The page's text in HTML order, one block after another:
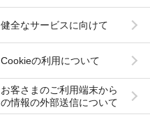
健全なサービスに向けて
Cookieの利用について
お客さまのご利用端末から
の情報の外部送信について